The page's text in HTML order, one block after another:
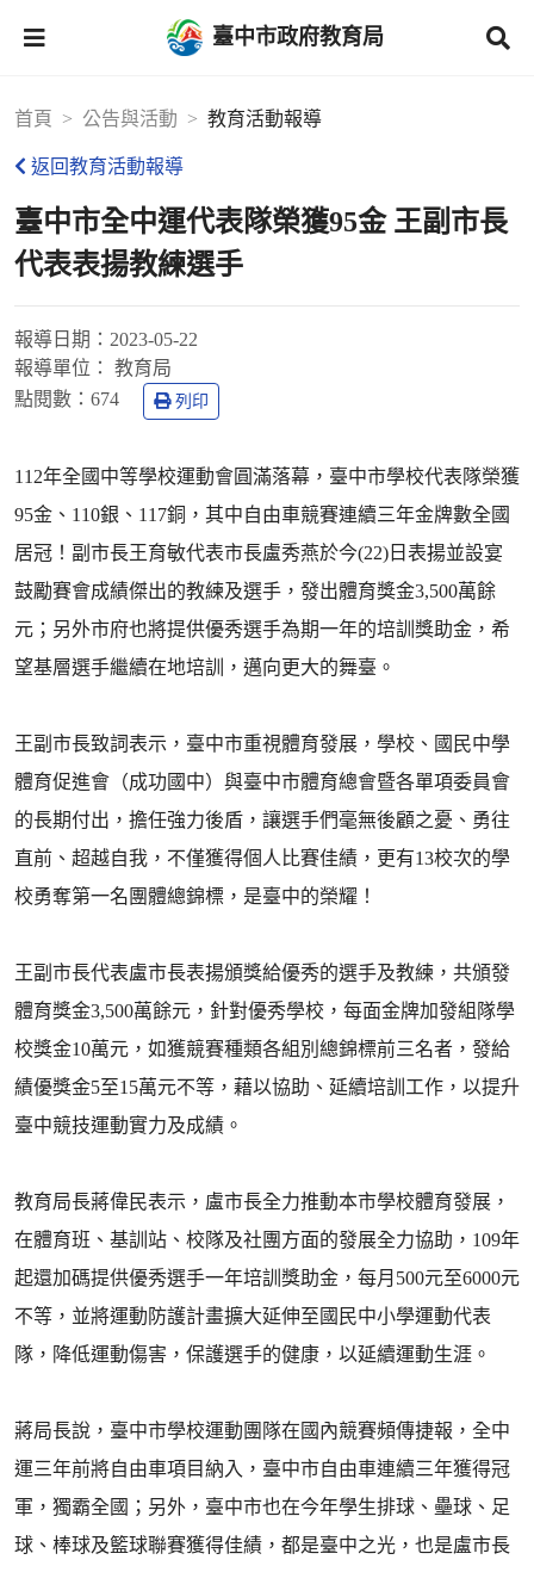
臺中市政府教育局
首頁 公告與活動 教育活動報導
返回教育活動報導
臺中市全中運代表隊榮獲95金 王副市長
代表表揚教練選手
報導日期： 2023-05-22
報導單位：
教育局
點閱數： 674 列印
112年全國中等學校運動會圓滿落幕，臺中市學校代表隊榮獲
95金、110銀、117銅，其中自由車競賽連續三年金牌數全國
居冠！副市長王育敏代表市長盧秀燕於今(22)日表揚並設宴
鼓勵賽會成績傑出的教練及選手，發出體育獎金3,500萬餘
元；另外市府也將提供優秀選手為期一年的培訓獎助金，希
望基層選手繼續在地培訓，邁向更大的舞臺。
王副市長致詞表示，臺中市重視體育發展，學校、國民中學
體育促進會（成功國中）與臺中市體育總會暨各單項委員會
的長期付出，擔任強力後盾，讓選手們毫無後顧之憂、勇往
直前、超越自我，不僅獲得個人比賽佳績，更有13校次的學
校勇奪第一名團體總錦標，是臺中的榮耀！
王副市長代表盧市長表揚頒獎給優秀的選手及教練，共頒發
體育獎金3,500萬餘元，針對優秀學校，每面金牌加發組隊學
校獎金10萬元，如獲競賽種類各組別總錦標前三名者，發給
績優獎金5至15萬元不等，藉以協助、延續培訓工作，以提升
臺中競技運動實力及成績。
教育局長蔣偉民表示，盧市長全力推動本市學校體育發展，
在體育班、基訓站、校隊及社團方面的發展全力協助，109年
起還加碼提供優秀選手一年培訓獎助金，每月500元至6000元
不等，並將運動防護計畫擴大延伸至國民中小學運動代表
隊，降低運動傷害，保護選手的健康，以延續運動生涯。
蔣局長說，臺中市學校運動團隊在國內競賽頻傳捷報，全中
運三年前將自由車項目納入，臺中市自由車連續三年獲得冠
軍，獨霸全國；另外，臺中市也在今年學生排球、壘球、足
球、棒球及籃球聯賽獲得佳績，都是臺中之光，也是盧市長